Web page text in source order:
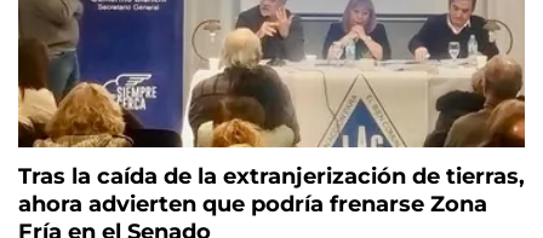
Tras la caída de la extranjerización de tierras,
ahora advierten que podría frenarse Zona
Fría en el Senado